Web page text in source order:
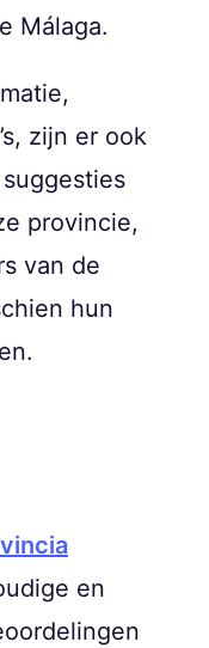
Málaga.
zijn er ook
provincie,
van de
hun
en